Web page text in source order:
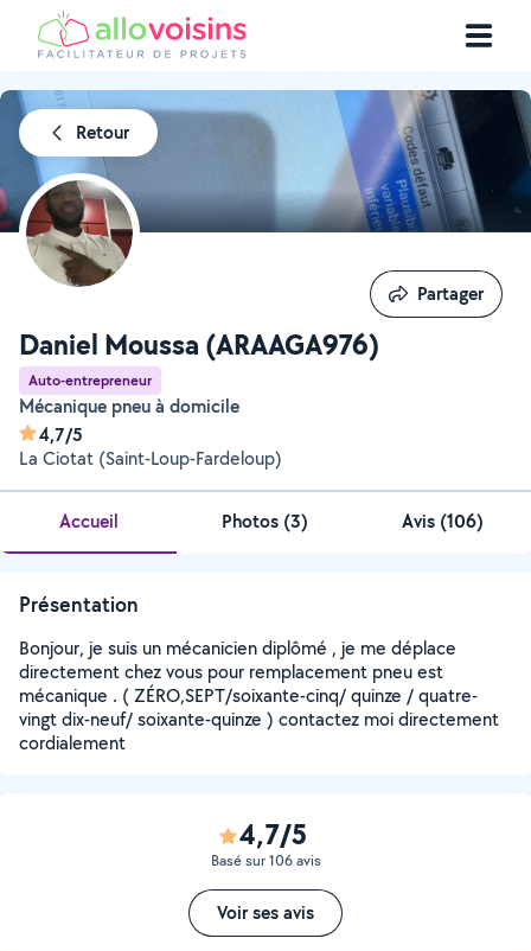
Retour
Daniel Moussa (ARAAGA976)
Auto-entrepreneur
Mécanique pneu à domicile
4,7/5
La Ciotat (Saint-Loup-Fardeloup)
Partager
Partager
Accueil Photos (3) Avis (106)
Présentation
Bonjour, je suis un mécanicien diplômé , je me déplace
directement chez vous pour remplacement pneu est
mécanique . ( ZÉRO,SEPT/soixante-cinq/ quinze / quatre-
vingt dix-neuf/ soixante-quinze ) contactez moi directement
cordialement
4,7/5
Basé sur 106 avis
Voir ses avis